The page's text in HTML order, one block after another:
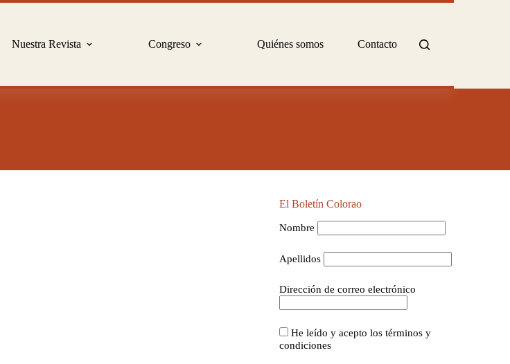
Nuestra Revista Congreso Quiénes somos Contacto
El Boletín Colorao
Nombre
Apellidos
Dirección de correo electrónico
He leído y acepto los términos y
condiciones